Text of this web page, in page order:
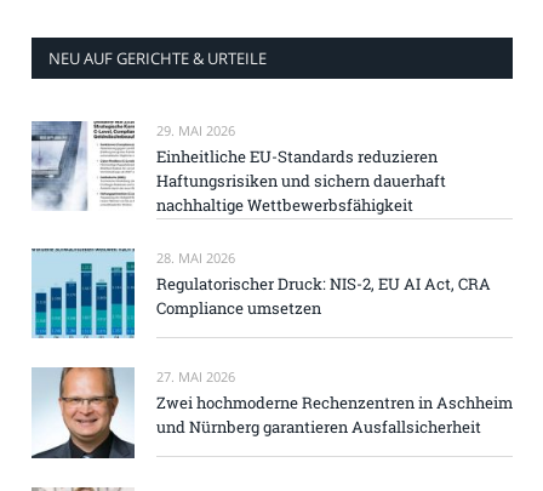
NEU AUF GERICHTE & URTEILE
29. MAI 2026
Einheitliche EU-Standards reduzieren
Haftungsrisiken und sichern dauerhaft
nachhaltige Wettbewerbsfähigkeit
28. MAI 2026
Regulatorischer Druck: NIS-2, EU AI Act, CRA
Compliance umsetzen
27. MAI 2026
Zwei hochmoderne Rechenzentren in Aschheim
und Nürnberg garantieren Ausfallsicherheit